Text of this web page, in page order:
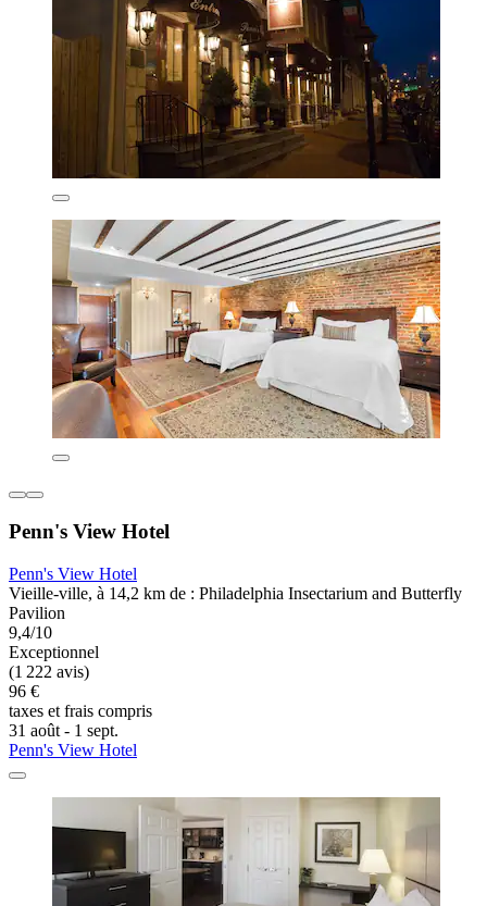
Penn's View Hotel
Penn's View Hotel
Vieille-ville, à 14,2 km de : Philadelphia Insectarium and Butterfly
Pavilion
9,4/10
Exceptionnel
(1 222 avis)
96 €
taxes et frais compris
31 août - 1 sept.
Penn's View Hotel